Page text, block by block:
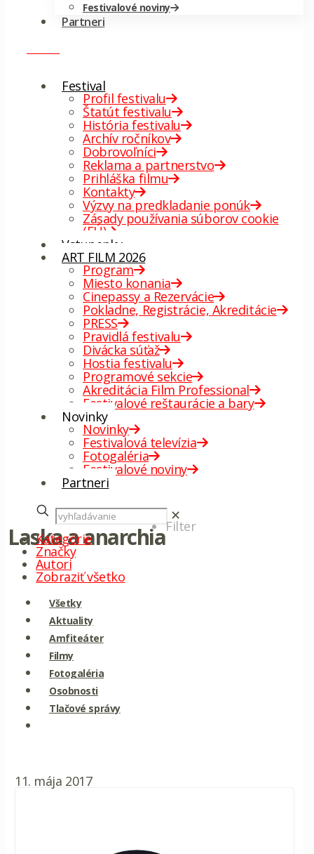
Festivalové noviny
Partneri
Festival
Profil festivalu
Štatút festivalu
História festivalu
Archív ročníkov
Dobrovoľníci
Reklama a partnerstvo
Prihláška filmu
Kontakty
Výzvy na predkladanie ponúk
Zásady používania súborov cookie
(EÚ)
Vstupenky
ART FILM 2026
Program
Miesto konania
Cinepassy a Rezervácie
Pokladne, Registrácie, Akreditácie
PRESS
Pravidlá festivalu
Divácka súťaž
Hostia festivalu
Programové sekcie
Akreditácia Film Professional
Festivalové reštaurácie a bary
Novinky
Novinky
Festivalová televízia
Fotogaléria
Festivalové noviny
Partneri
✕
Laska a anarchiaFilter
Kategórie
Značky
Autori
Zobraziť všetko
Všetky
Aktuality
Amfiteáter
Filmy
Fotogaléria
Osobnosti
Tlačové správy
11. mája 2017